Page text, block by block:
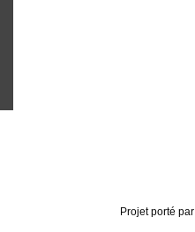
Projet porté